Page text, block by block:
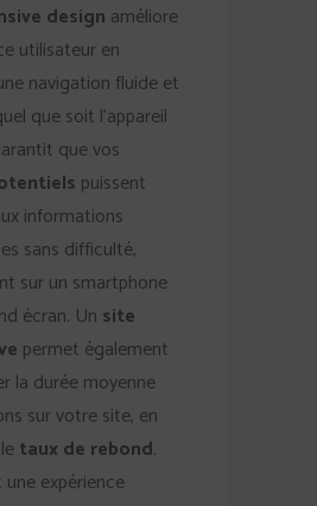
design améliore
utilisateur en
navigation fluide et
que soit l’appareil
que vos
puissent
informations
sans difficulté,
sur un smartphone
écran. Un site
permet également
la durée moyenne
sur votre site, en
taux de rebond.
expérience